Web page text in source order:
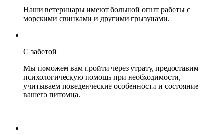
Наши ветеринары имеют большой опыт работы с
морскими свинками и другими грызунами.
С заботой
Мы поможем вам пройти через утрату, предоставим
психологическую помощь при необходимости,
учитываем поведенческие особенности и состояние
вашего питомца.